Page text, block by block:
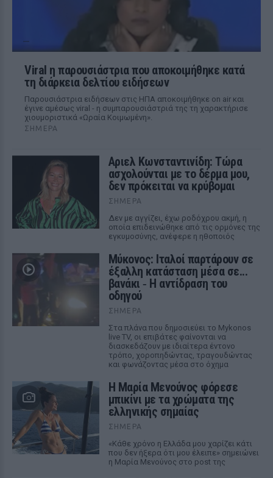
Viral η παρουσιάστρια που αποκοιμήθηκε κατά
τη διάρκεια δελτίου ειδήσεων
Παρουσιάστρια ειδήσεων στις ΗΠΑ αποκοιμήθηκε on air και
έγινε αμέσως viral - η συμπαρουσιάστριά της τη χαρακτήρισε
χιουμοριστικά «Ωραία Κοιμωμένη».
ΣΉΜΕΡΑ
Αριελ Κωνσταντινίδη: Τώρα
ασχολούνται με το δέρμα μου,
δεν πρόκειται να κρύβομαι
ΣΉΜΕΡΑ
Δεν με αγγίζει, έχω ροδόχρου ακμή, η
οποία επιδεινώθηκε από τις ορμόνες της
εγκυμοσύνης, ανέφερε η ηθοποιός
Μύκονος: Ιταλοί παρτάρουν σε
έξαλλη κατάσταση μέσα σε...
βανάκι ‑ Η αντίδραση του
οδηγού
ΣΉΜΕΡΑ
Στα πλάνα που δημοσιεύει το Mykonos
live TV, οι επιβάτες φαίνονται να
διασκεδάζουν με ιδιαίτερα έντονο
τρόπο, χοροπηδώντας, τραγουδώντας
και φωνάζοντας μέσα στο όχημα
Η Μαρία Μενούνος φόρεσε
μπικίνι με τα χρώματα της
ελληνικής σημαίας
ΣΉΜΕΡΑ
«Κάθε χρόνο η Ελλάδα μου χαρίζει κάτι
που δεν ήξερα ότι μου έλειπε» σημειώνει
η Μαρία Μενούνος στο post της